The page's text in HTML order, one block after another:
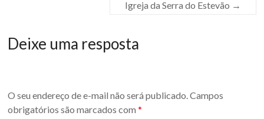
Igreja da Serra do Estevão →
Deixe uma resposta
O seu endereço de e-mail não será publicado.Campos
obrigatórios são marcados com*